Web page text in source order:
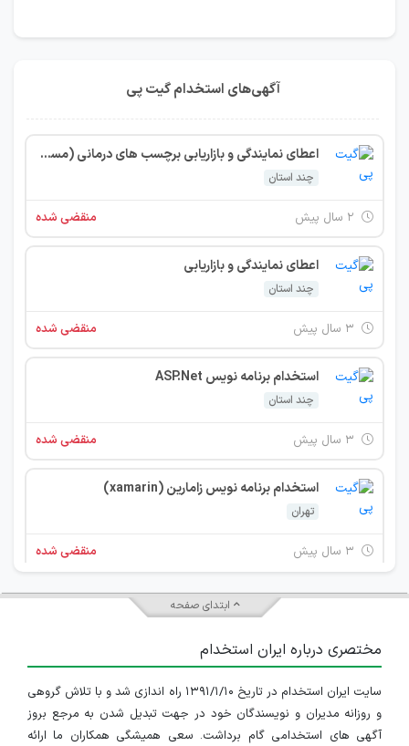
آگهی‌های استخدام گیت پی
اعطای نمایندگی و بازاریابی برچسب های درمانی (مستقیم از ترکیه)
چند استان
منقضی شده
اعطای نمایندگی و بازاریابی
چند استان
منقضی شده
استخدام برنامه نویس ASP.Net
چند استان
منقضی شده
استخدام برنامه نویس زامارین (xamarin)
تهران
منقضی شده
ابتدای صفحه
مختصری درباره ایران استخدام
سایت ایران استخدام در تاریخ ۱۳۹۱/۱/۱۰ راه اندازی شد و با تلاش گروهی
و روزانه مدیران و نویسندگان خود در جهت تبدیل شدن به مرجع بروز
آگهی های استخدامی گام برداشت. سعی همیشگی همکاران ما ارائه